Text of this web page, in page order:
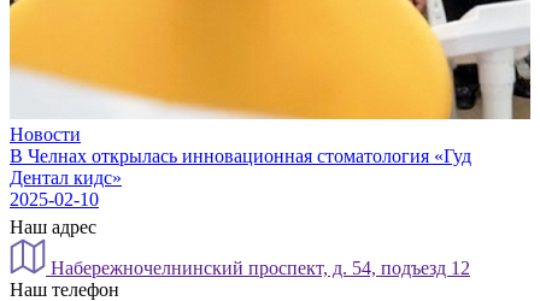
Новости
В Челнах открылась инновационная стоматология «Гуд
Дентал кидс»
2025-02-10
Наш адрес
Набережночелнинский проспект, д. 54, подъезд 12
Наш телефон